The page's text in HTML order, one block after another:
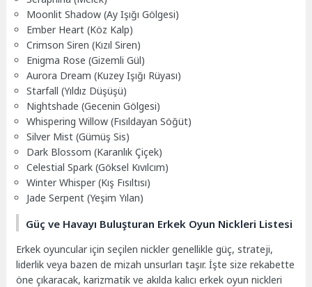
Moonlit Shadow (Ay Işığı Gölgesi)
Ember Heart (Köz Kalp)
Crimson Siren (Kızıl Siren)
Enigma Rose (Gizemli Gül)
Aurora Dream (Kuzey Işığı Rüyası)
Starfall (Yıldız Düşüşü)
Nightshade (Gecenin Gölgesi)
Whispering Willow (Fısıldayan Söğüt)
Silver Mist (Gümüş Sis)
Dark Blossom (Karanlık Çiçek)
Celestial Spark (Göksel Kıvılcım)
Winter Whisper (Kış Fısıltısı)
Jade Serpent (Yeşim Yılan)
Güç ve Havayı Buluşturan Erkek Oyun Nickleri Listesi
Erkek oyuncular için seçilen nickler genellikle güç, strateji,
liderlik veya bazen de mizah unsurları taşır. İşte size rekabette
öne çıkaracak, karizmatik ve akılda kalıcı erkek oyun nickleri